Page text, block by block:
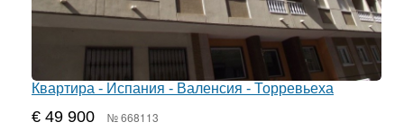
Квартира - Испания - Валенсия - Торревьеха
€ 49 900 № 668113